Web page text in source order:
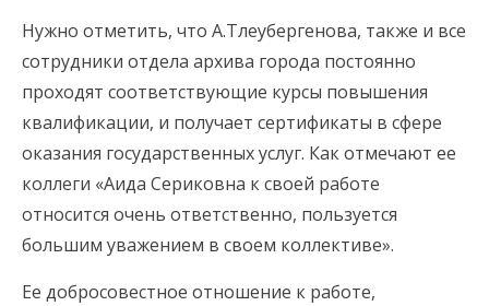
Нужно отметить, что А.Тлеубергенова, также и все
сотрудники отдела архива города постоянно
проходят соответствующие курсы повышения
квалификации, и получает сертификаты в сфере
оказания государственных услуг. Как отмечают ее
коллеги «Аида Сериковна к своей работе
относится очень ответственно, пользуется
большим уважением в своем коллективе».
Ее добросовестное отношение к работе,